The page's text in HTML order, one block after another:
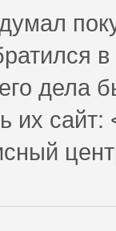
дела
их сайт: